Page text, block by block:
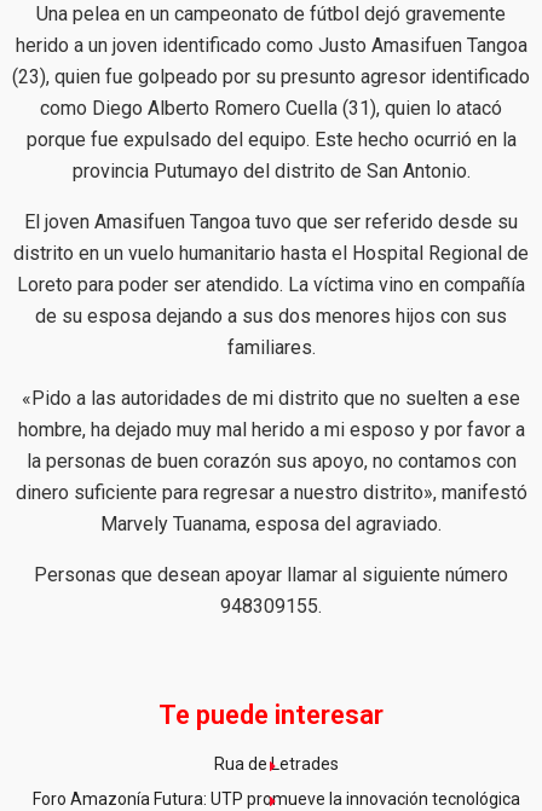
Una pelea en un campeonato de fútbol dejó gravemente
herido a un joven identificado como Justo Amasifuen Tangoa
(23), quien fue golpeado por su presunto agresor identificado
como Diego Alberto Romero Cuella (31), quien lo atacó
porque fue expulsado del equipo. Este hecho ocurrió en la
provincia Putumayo del distrito de San Antonio.
El joven Amasifuen Tangoa tuvo que ser referido desde su
distrito en un vuelo humanitario hasta el Hospital Regional de
Loreto para poder ser atendido. La víctima vino en compañía
de su esposa dejando a sus dos menores hijos con sus
familiares.
«Pido a las autoridades de mi distrito que no suelten a ese
hombre, ha dejado muy mal herido a mi esposo y por favor a
la personas de buen corazón sus apoyo, no contamos con
dinero suficiente para regresar a nuestro distrito», manifestó
Marvely Tuanama, esposa del agraviado.
Personas que desean apoyar llamar al siguiente número
948309155.
Te puede interesar
Rua de Letrades
Foro Amazonía Futura: UTP promueve la innovación tecnológica